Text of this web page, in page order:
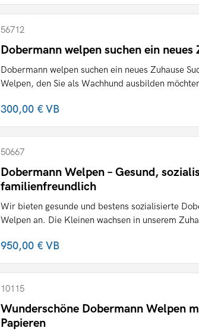
56712
Dobermann welpen suchen ein neues
Dobermann welpen suchen ein neues Zuhause
Welpen, den Sie als Wachhund ausbilden
300,00 €VB
50667
Dobermann Welpen – Gesund,
familienfreundlich
Wir bieten gesunde und bestens sozialisierte
Welpen an. Die Kleinen wachsen in unserem
950,00 €VB
10115
Wunderschöne Dobermann Welpen
Papieren